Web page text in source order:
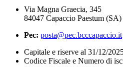
Via Magna Graecia, 345
84047 Capaccio Paestum (SA)
Pec: posta@pec.bcccapaccio.it
Capitale e riserve al 31/12/
Codice Fiscale e Numero di